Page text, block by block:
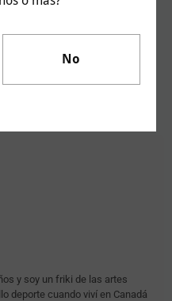
No
y soy un friki de las artes
deporte cuando viví en Canadá